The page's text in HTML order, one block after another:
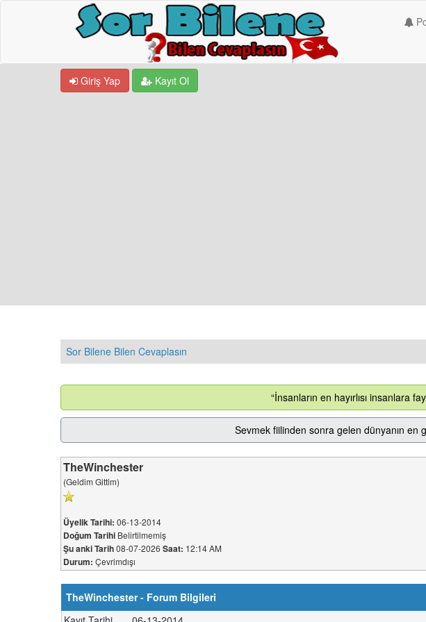
Giriş Yap Kayıt Ol
Sor Bilene Bilen Cevaplasın
“İnsanların en hayırlısı insanlara
Sevmek fiilinden sonra gelen dünyanın en
TheWinchester
(Geldim Gittim)
Üyelik Tarihi: 06-13-2014
Doğum Tarihi Belirtilmemiş
Şu anki Tarih08-07-2026 Saat: 12:14 AM
Durum: Çevrimdışı
TheWinchester - Forum Bilgileri